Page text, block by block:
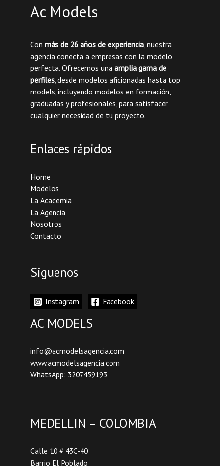
Ac Models
Con más de 26 años de experiencia, nuestra
agencia conecta a empresas con la modelo
perfecta. Ofrecemos una amplia gama de
perfiles, desde modelos aficionadas hasta top
models, incluyendo modelos en formación,
graduadas y profesionales, para satisfacer
cualquier necesidad de tu proyecto.
Enlaces rápidos
Home
Modelos
La Academia
La Agencia
Nosotros
Contacto
Siguenos
Instagram Facebook
AC MODELS
info@acmodelsagencia.com
www.acmodelsagencia.com
WhatsApp: 3207459193
MEDELLIN – COLOMBIA
Calle 10 # 43C-40
Barrio El Poblado